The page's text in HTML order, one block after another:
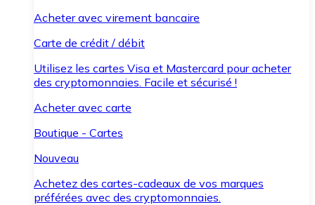
Acheter avec virement bancaire
Carte de crédit / débit
Utilisez les cartes Visa et Mastercard pour acheter
des cryptomonnaies. Facile et sécurisé !
Acheter avec carte
Boutique - Cartes
Nouveau
Achetez des cartes-cadeaux de vos marques
préférées avec des cryptomonnaies.